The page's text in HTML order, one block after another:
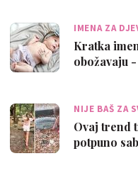
IMENA ZA
Kratka
obožavaju
NIJE BAŠ ZA
Ovaj trend
potpuno